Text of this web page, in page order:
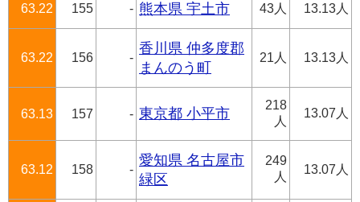
63.22 155 - 熊本県 宇土市 43人 13.13人
63.22 156 -
香川県 仲多度郡
まんのう町
21人 13.13人
63.13 157 - 東京都 小平市
218
人
13.07人
63.12 158 -
愛知県 名古屋市
緑区
249
人
13.07人